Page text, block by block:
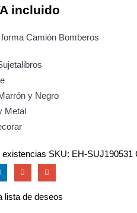
incluido
Camión Bomberos
y Negro
Metal
existencias SKU: EH-SUJ190531
lista de deseos